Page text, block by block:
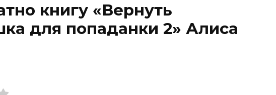
книгу «Вернуть
для попаданки 2» Алиса